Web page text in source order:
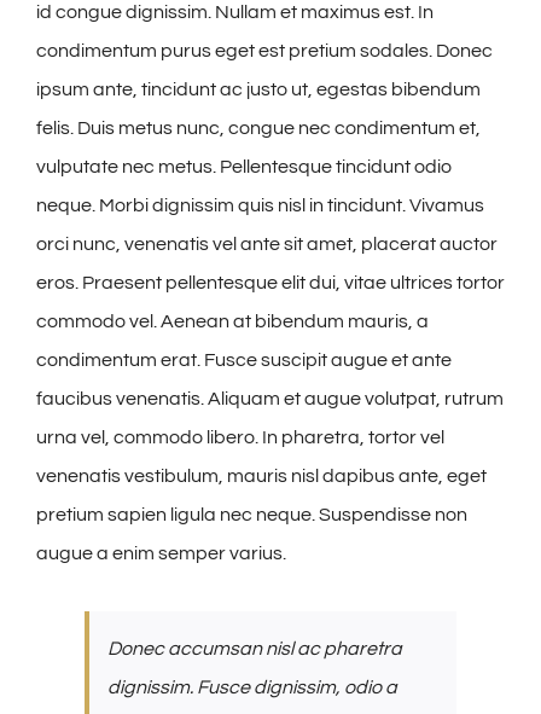
id congue dignissim. Nullam et maximus est. In
condimentum purus eget est pretium sodales. Donec
ipsum ante, tincidunt ac justo ut, egestas bibendum
felis. Duis metus nunc, congue nec condimentum et,
vulputate nec metus. Pellentesque tincidunt odio
neque. Morbi dignissim quis nisl in tincidunt. Vivamus
orci nunc, venenatis vel ante sit amet, placerat auctor
eros. Praesent pellentesque elit dui, vitae ultrices tortor
commodo vel. Aenean at bibendum mauris, a
condimentum erat. Fusce suscipit augue et ante
faucibus venenatis. Aliquam et augue volutpat, rutrum
urna vel, commodo libero. In pharetra, tortor vel
venenatis vestibulum, mauris nisl dapibus ante, eget
pretium sapien ligula nec neque. Suspendisse non
augue a enim semper varius.
Donec accumsan nisl ac pharetra
dignissim. Fusce dignissim, odio a